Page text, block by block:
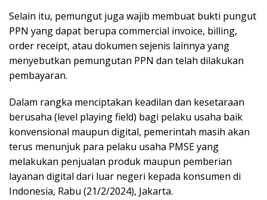
Selain itu, pemungut juga wajib membuat bukti pungut
PPN yang dapat berupa commercial invoice, billing,
order receipt, atau dokumen sejenis lainnya yang
menyebutkan pemungutan PPN dan telah dilakukan
pembayaran.
Dalam rangka menciptakan keadilan dan kesetaraan
berusaha (level playing field) bagi pelaku usaha baik
konvensional maupun digital, pemerintah masih akan
terus menunjuk para pelaku usaha PMSE yang
melakukan penjualan produk maupun pemberian
layanan digital dari luar negeri kepada konsumen di
Indonesia, Rabu (21/2/2024), Jakarta.